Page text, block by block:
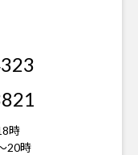
時
20時